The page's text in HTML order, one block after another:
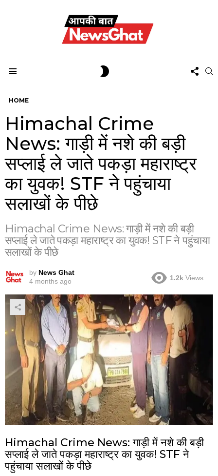
US
HOME
Himachal Crime
News: गाड़ी में नशे की बड़ी
सप्लाई ले जाते पकड़ा महाराष्ट्र
का युवक! STF ने पहुंचाया
सलाखों के पीछे
Himachal Crime News: गाड़ी में नशे की बड़ी
सप्लाई ले जाते पकड़ा महाराष्ट्र का युवक! STF ने पहुंचाया
सलाखों के पीछे
by News Ghat
4 months ago
1.2k Views
Himachal Crime News: गाड़ी में नशे की बड़ी
सप्लाई ले जाते पकड़ा महाराष्ट्र का युवक! STF ने
पहुंचाया सलाखों के पीछे